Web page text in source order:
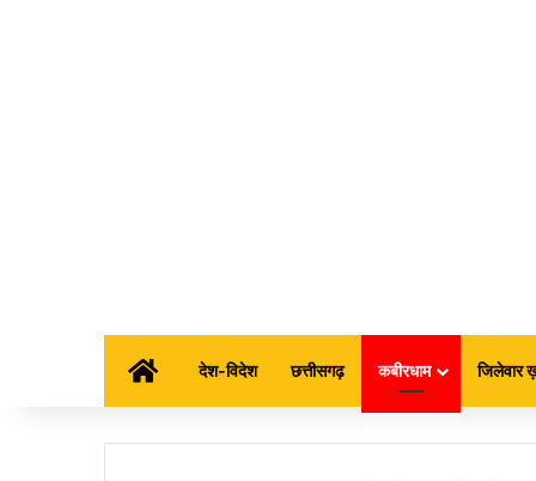
होम देश-विदेश छत्तीसगढ़ कबीरधाम जिलेवार